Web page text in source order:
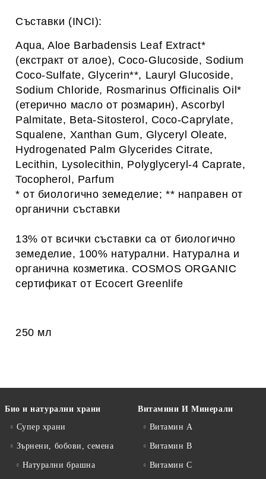
Съставки (INCI):
Aqua, Aloe Barbadensis Leaf Extract*
(екстракт от алое), Coco-Glucoside, Sodium
Coco-Sulfate, Glycerin**, Lauryl Glucoside,
Sodium Chloride, Rosmarinus Officinalis Oil*
(етерично масло от розмарин), Ascorbyl
Palmitate, Beta-Sitosterol, Coco-Caprylate,
Squalene, Xanthan Gum, Glyceryl Oleate,
Hydrogenated Palm Glycerides Citrate,
Lecithin, Lysolecithin, Polyglyceryl-4 Caprate,
Tocopherol, Parfum
* от биологично земеделие; ** направен от
органични съставки
13% от всички съставки са от биологично
земеделие, 100% натурални. Натурална и
органична козметика. COSMOS ORGANIC
сертификат от Ecocert Greenlife
250 мл
Био и натурални храни
Супер храни
Зърнени, бобови, семена
Натурални брашна
Витамини И Минерали
Витамин А
Витамин B
Витамин C